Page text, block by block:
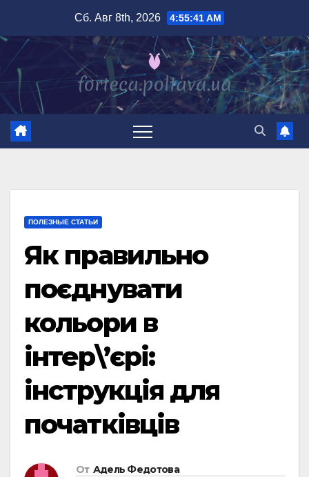
содержимому
Сб. Авг 8th, 2026 4:55:42 AM
ПОЛЕЗНЫЕ СТАТЬИ
Як правильно
поєднувати
кольори в
інтер\’єрі:
інструкція для
початківців
От Адель Федотова